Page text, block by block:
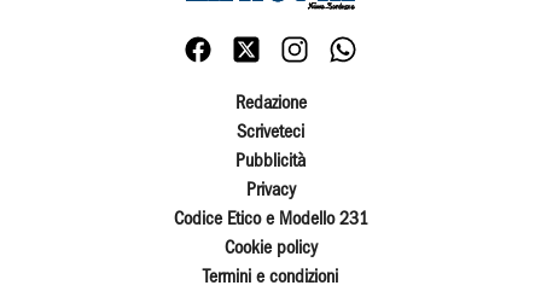
Redazione
Scriveteci
Pubblicità
Privacy
Codice Etico e Modello 231
Cookie policy
Termini e condizioni